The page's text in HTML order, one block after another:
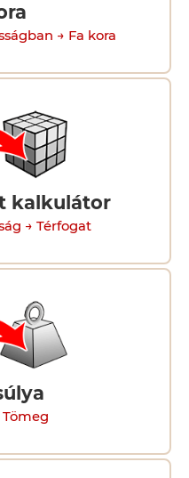
→ Fa kora
kalkulátor
→ Térfogat